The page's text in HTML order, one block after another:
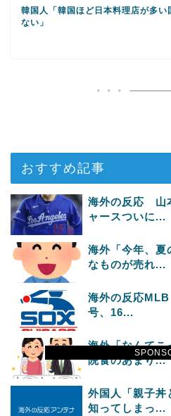
韓国人「韓国ほど日本料理店が多い
ない」
おすすめ記事
海外の反応 山
ャースついに...
海外「今年、夏
なものが売れ...
海外の反応
号、16...
海外「なんてこ
院食のあまり...
外国人「親子丼
知ってしまっ...